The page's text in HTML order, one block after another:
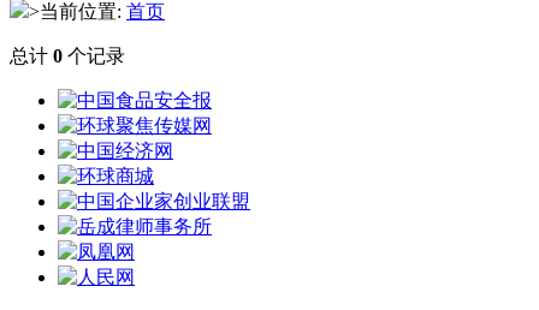
>当前位置: 首页
总计 0 个记录